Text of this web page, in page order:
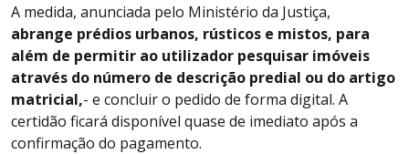
A medida, anunciada pelo Ministério da Justiça,
abrange prédios urbanos, rústicos e mistos, para
além de permitir ao utilizador pesquisar imóveis
através do número de descrição predial ou do artigo
matricial,- e concluir o pedido de forma digital. A
certidão ficará disponível quase de imediato após a
confirmação do pagamento.